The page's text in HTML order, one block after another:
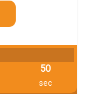
49
sec